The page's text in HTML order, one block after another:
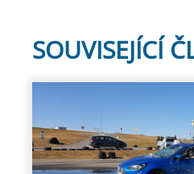
SOUVISEJÍCÍ